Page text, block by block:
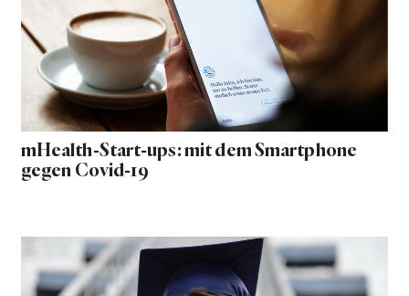
mHealth-Start-ups: mit dem Smartphone
gegen Covid-19